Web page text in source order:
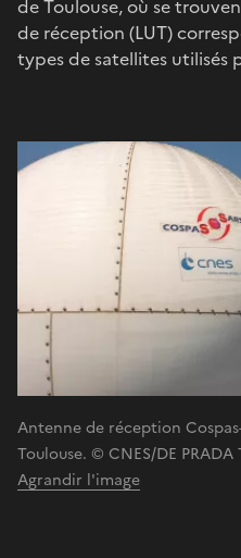
de Toulouse, où se
de réception (LUT)
types de satellites utilisés
Antenne de réception
Toulouse. © CNES/DE PRADA
Agrandir l'image